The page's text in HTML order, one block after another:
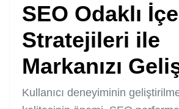
SEO Odaklı
Stratejileri ile
Markanızı
Kullanıcı deneyiminin